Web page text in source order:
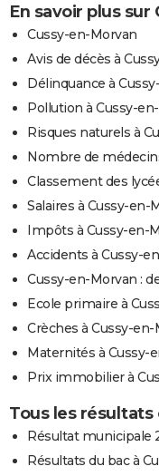
En savoir plus sur
Cussy-en-Morvan
Avis de décès à
Délinquance à
Pollution à Cussy-
Risques naturels à
Nombre de
Classement des
Salaires à Cussy-en-
Impôts à Cussy-en-
Accidents à Cussy-
Cussy-en-Morvan :
Ecole primaire à
Crèches à Cussy-en-
Maternités à Cussy-
Prix immobilier à
Tous les
Résultat municipale
Résultats du bac à